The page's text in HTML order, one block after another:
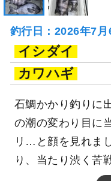
釣行日：2026年7
イシダイ
カワハギ
石鯛かかり釣りに
の潮の変わり目に
リ…と顔を見れま
り、当たり渋く苦